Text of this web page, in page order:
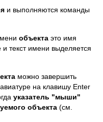
и выполняются команды
объекта это имя
текст имени выделяется
можно завершить
на клавишу Enter
указатель "мыши"
объекта (см.